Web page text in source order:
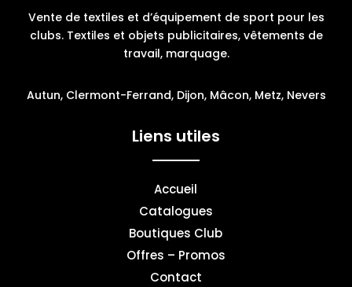
Vente de textiles et d’équipement de sport pour les
clubs. Textiles et objets publicitaires, vêtements de
travail, marquage.
Autun, Clermont-Ferrand, Dijon, Mâcon, Metz, Nevers
Liens utiles
Accueil
Catalogues
Boutiques Club
Offres – Promos
Contact